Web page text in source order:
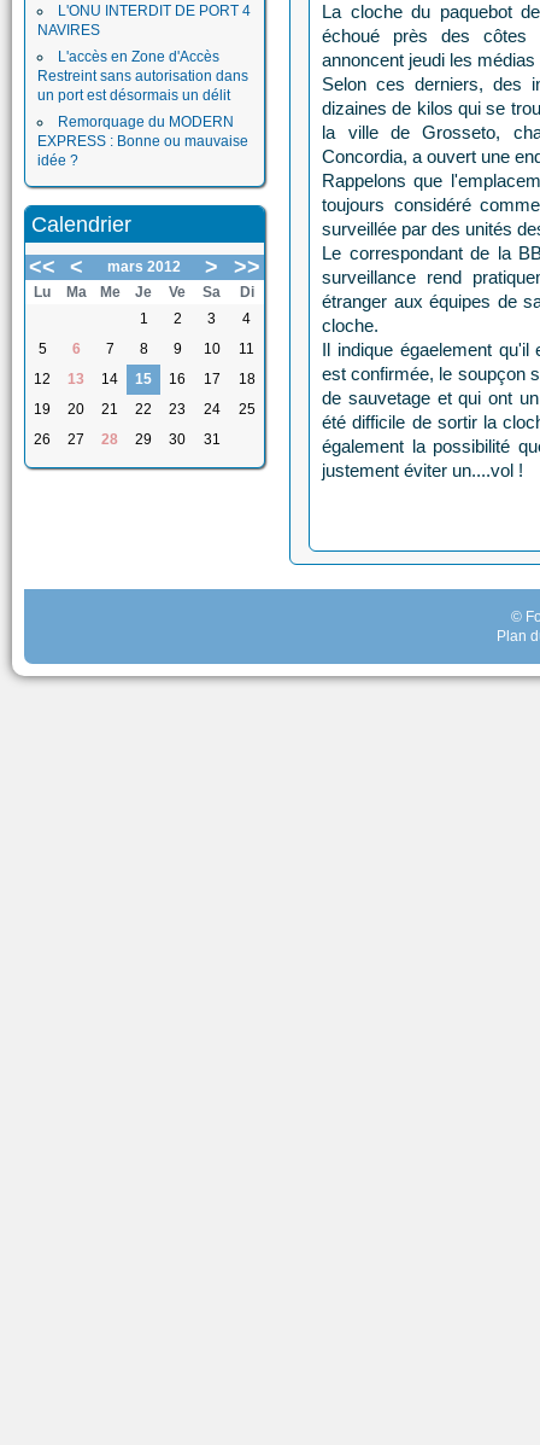
L'ONU INTERDIT DE PORT 4
NAVIRES
L'accès en Zone d'Accès
Restreint sans autorisation dans
un port est désormais un délit
Remorquage du MODERN
EXPRESS : Bonne ou mauvaise
idée ?
Calendrier
<<
< mars 2012 > >>
Lu Ma Me Je Ve Sa
Di
1
2 3
4
5
6 7 8 9 10
11
12
13 14 15 16 17
18
19
20 21 22 23 24
25
26
27 28 29 30 31
La cloche du paquebot
échoué près des côtes
annoncent jeudi les
Selon ces derniers, des
dizaines de kilos qui se
la ville de Grosseto,
Concordia, a ouvert une
Rappelons que
toujours considéré
surveillée par des unités
Le correspondant de la
surveillance rend
étranger aux équipes de
cloche.
Il indique égaelement
est confirmée, le soupçon
de sauvetage et qui ont
été difficile de sortir la
également la possibilité
justement éviter un....vol !
©
Plan